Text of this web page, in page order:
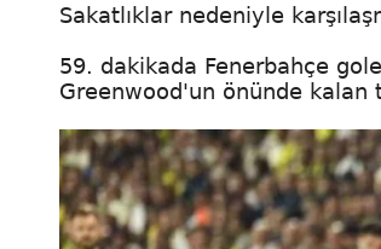
Sakatlıklar nedeniyle
59. dakikada Fenerbahçe
Greenwood'un önünde kalan